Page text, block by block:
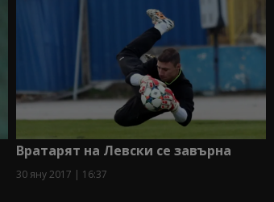
Вратарят на Левски се завърна
30 яну 2017 | 16:37